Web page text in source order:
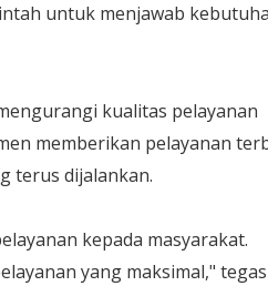
untuk menjawab
kualitas pelayanan
memberikan pelayanan
terus dijalankan.
kepada masyarakat.
yang maksimal,"